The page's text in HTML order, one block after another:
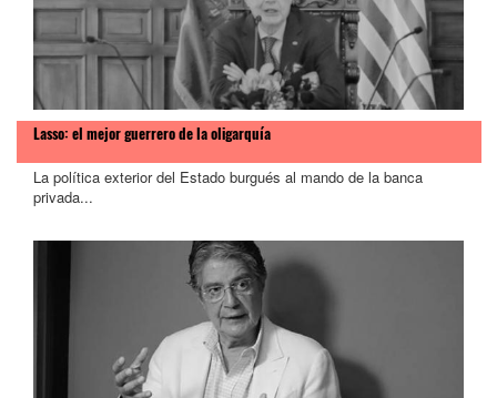
Lasso: el mejor guerrero de la oligarquía
La política exterior del Estado burgués al mando de la banca
privada...